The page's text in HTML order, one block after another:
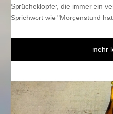
Sprücheklopfer, die immer ein
Sprichwort wie "Morgenstund hat
mehr